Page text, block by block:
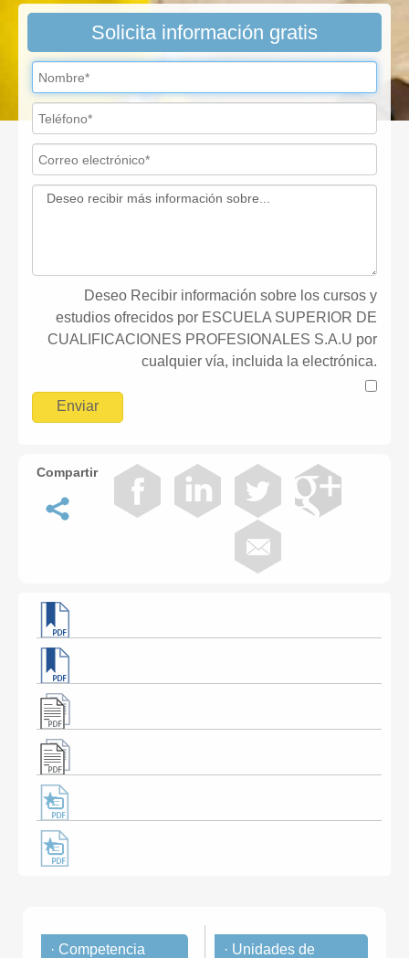
Solicita información gratis
Deseo Recibir información sobre los cursos y
estudios ofrecidos por ESCUELA SUPERIOR DE
CUALIFICACIONES PROFESIONALES S.A.U por
cualquier vía, incluida la electrónica.
Compartir
· Competencia
· Unidades de